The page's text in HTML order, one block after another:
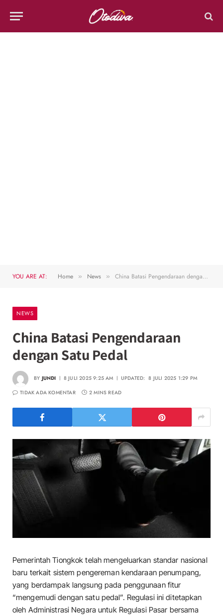
YOU ARE AT: Home » News » China Batasi Pengendaraan dengan Satu Pedal
NEWS
China Batasi Pengendaraan
dengan Satu Pedal
BY JUNDI 8 JULI 2025 9:25 AM UPDATED: 8 JULI 2025 1:29 PM
TIDAK ADA KOMENTAR
2 MINS READ
Pemerintah Tiongkok telah mengeluarkan standar nasional
baru terkait sistem pengereman kendaraan penumpang,
yang berdampak langsung pada penggunaan fitur
“mengemudi dengan satu pedal”. Regulasi ini ditetapkan
oleh Administrasi Negara untuk Regulasi Pasar bersama